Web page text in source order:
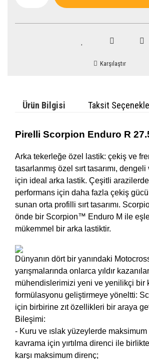
Karşılaştır
Ürün Bilgisi Taksit
Pirelli Scorpion Enduro R
Arka tekerleğe özel lastik: çekiş ve
tasarlanmış özel sırt tasarımı,
için ideal arka lastik. Çeşitli
performans için daha fazla çekiş
sunan orta profilli sırt tasarımı.
önde bir Scorpion™ Enduro M ile
mükemmel bir arka lastiktir.
Dünyanın dört bir yanındaki
yarışmalarında onlarca yıldır
mühendislerimizi yeni ve yenilikçi bir
formülasyonu geliştirmeye yöneltti:
için birbirine zıt özellikleri bir araya
Bileşimi:
- Kuru ve ıslak yüzeylerde
kavrama için yırtılma direnci ile
karşı maksimum direnç;